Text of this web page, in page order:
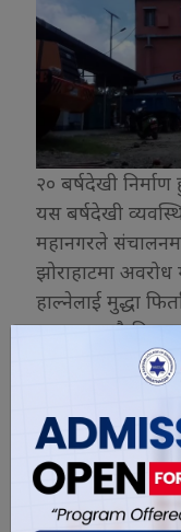
२० बर्षदेखी
यस बर्षदेखी
महानगरले
झोराहाटमा अवरोध
हाल्नेलाई मुद्धा
बताए । यस्तै
सुशीला नाट्य
तारणीप्रसाद
तिव्रता दिने ,
कार्य पनि चालु
। विराटनगरको
वाईपास सडकको